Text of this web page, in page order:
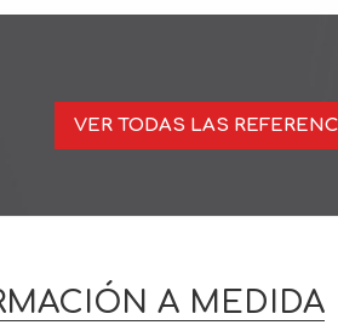
VER TODAS LAS
A MEDIDA